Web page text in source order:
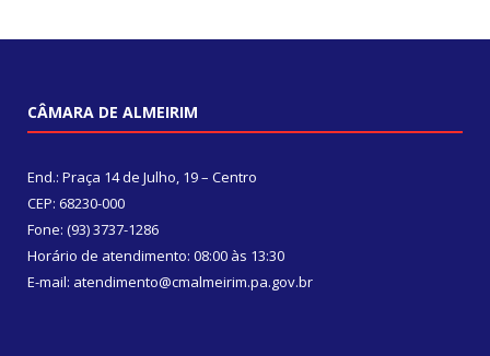
CÂMARA DE ALMEIRIM
End.: Praça 14 de Julho, 19 – Centro
CEP: 68230-000
Fone: (93) 3737-1286
Horário de atendimento: 08:00 às 13:30
E-mail: atendimento@cmalmeirim.pa.gov.br